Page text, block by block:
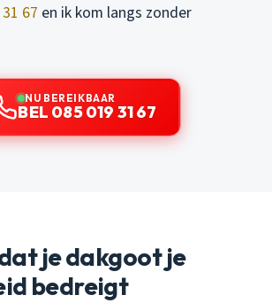
67 en ik kom langs zonder
NU BEREIKBAAR
BEL 085 019 31 67
je dakgoot je
bedreigt